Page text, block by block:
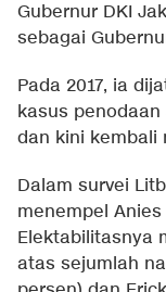
Gubernur DKI
sebagai
Pada 2017, ia
kasus
dan kini kembali
Dalam survei
menempel
Elektabilitasnya
atas sejumlah